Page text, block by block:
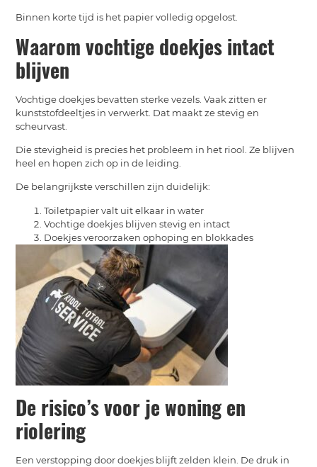
Binnen korte tijd is het papier volledig opgelost.
Waarom vochtige doekjes intact
blijven
Vochtige doekjes bevatten sterke vezels. Vaak zitten er
kunststofdeeltjes in verwerkt. Dat maakt ze stevig en
scheurvast.
Die stevigheid is precies het probleem in het riool. Ze blijven
heel en hopen zich op in de leiding.
De belangrijkste verschillen zijn duidelijk:
Toiletpapier valt uit elkaar in water
Vochtige doekjes blijven stevig en intact
Doekjes veroorzaken ophoping en blokkades
De risico’s voor je woning en
riolering
Een verstopping door doekjes blijft zelden klein. De druk in